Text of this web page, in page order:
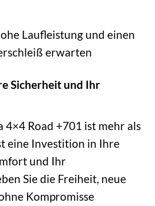
Laufleistung und einen
erwarten
Sicherheit und Ihr
4×4 Road +701 ist mehr als
eine Investition in Ihre
und Ihr
Sie die Freiheit, neue
Kompromisse